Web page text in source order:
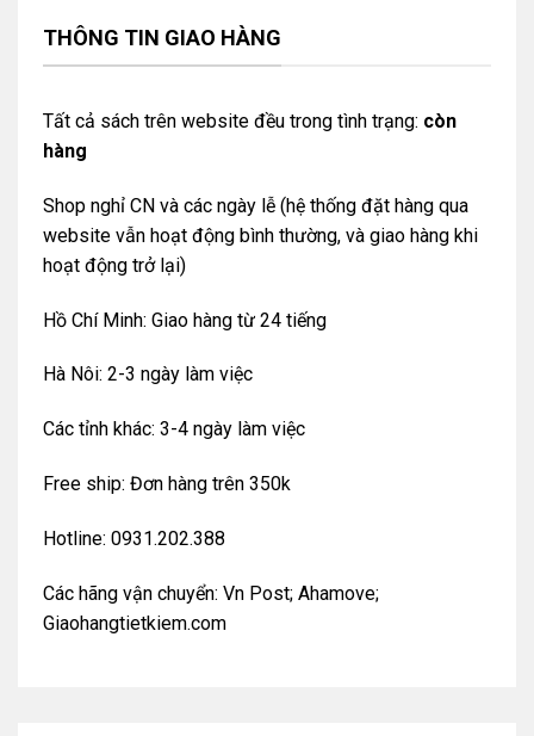
THÔNG TIN GIAO HÀNG
Tất cả sách trên website đều trong tình trạng: còn
hàng
Shop nghỉ CN và các ngày lễ (hệ thống đặt hàng qua
website vẫn hoạt động bình thường, và giao hàng khi
hoạt động trở lại)
Hồ Chí Minh: Giao hàng từ 24 tiếng
Hà Nôi: 2-3 ngày làm việc
Các tỉnh khác: 3-4 ngày làm việc
Free ship: Đơn hàng trên 350k
Hotline: 0931.202.388
Các hãng vận chuyển: Vn Post; Ahamove;
Giaohangtietkiem.com